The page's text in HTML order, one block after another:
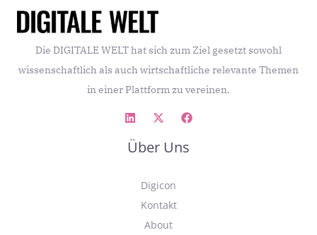
Die DIGITALE WELT hat sich zum Ziel gesetzt sowohl
wissenschaftlich als auch wirtschaftliche relevante Themen
in einer Plattform zu vereinen.
Über Uns
Digicon
Kontakt
About